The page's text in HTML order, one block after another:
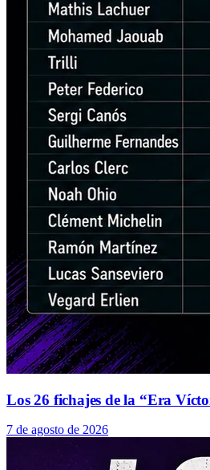
Los 26 fichajes de la “Era
7 de agosto de 2026